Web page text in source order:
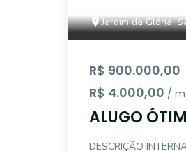
Jardim da Glória,
R$ 900.000,00
R$ 4.000,00 /
ALUGO
- JARDIM DA
DESCRIÇÃO INTERNA